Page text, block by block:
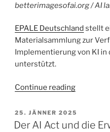
betterimagesofai.org / AI
EPALE Deutschland stellt
Materialsammlung zur
Implementierung von KI
unterstützt.
Continue reading„KI-
KIT
für
POSTED
ON
25. JÄNNER 2025
Der AI Act und die